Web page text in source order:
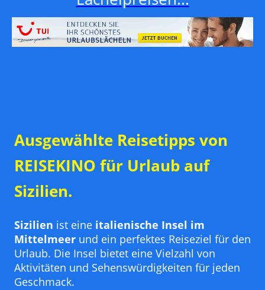
Ausgewählte Reisetipps von
REISEKINO für Urlaub auf
Sizilien.
Sizilien ist eine italienische Insel im
Mittelmeer und ein perfektes Reiseziel für den
Urlaub. Die Insel bietet eine Vielzahl von
Aktivitäten und Sehenswürdigkeiten für jeden
Geschmack.